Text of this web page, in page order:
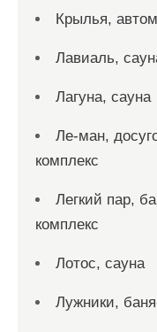
Крылья,
Лавиаль,
Лагуна, сауна
Ле-ман,
комплекс
Легкий пар,
комплекс
Лотос, сауна
Лужники,